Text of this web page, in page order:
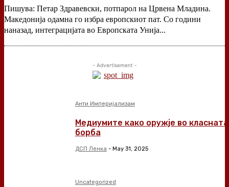
Пишува: Петар Здравевски, потпарол на Црвена Младина.
Македонија одамна го избра европскиот пат. Со години
наназад, интеграцијата во Европската Унија...
- Advertisement -
Анти Империјализам
Медиумите како оружје во класната
борба
ДСП Ленка - May 31, 2025
Uncategorized